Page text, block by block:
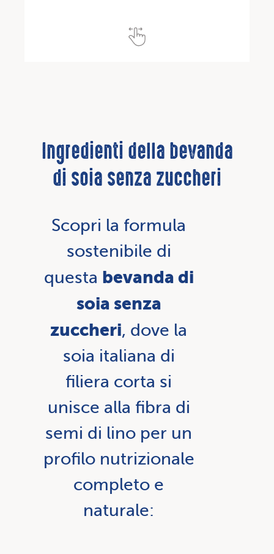
Ingredienti della bevanda
di soia senza zuccheri
Scopri la formula
sostenibile di
questa bevanda di
soia senza
zuccheri, dove la
soia italiana di
filiera corta si
unisce alla fibra di
semi di lino per un
profilo nutrizionale
completo e
naturale: